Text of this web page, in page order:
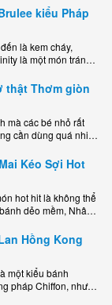
kiểu Pháp
là kem cháy,
là một món tráng
thật Thơm giòn
mà các bé nhỏ rất
cần dùng quá nhiều
Kéo Sợi Hot
hot hit là không thể
dẻo mềm, Nhân
Hồng Kong
một kiểu bánh
pháp Chiffon, nhưng